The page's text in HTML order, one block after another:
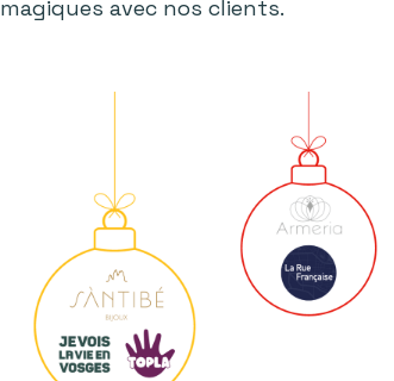
magiques avec nos clients.